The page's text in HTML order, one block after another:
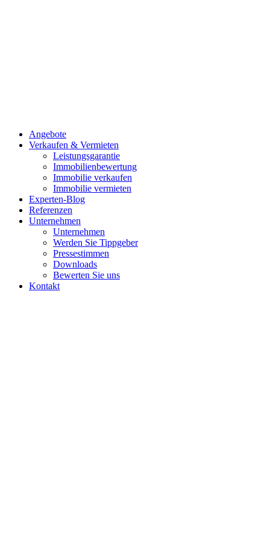
Angebote
Verkaufen & Vermieten
Leistungsgarantie
Immobilienbewertung
Immobilie verkaufen
Immobilie vermieten
Experten-Blog
Referenzen
Unternehmen
Unternehmen
Werden Sie Tippgeber
Pressestimmen
Downloads
Bewerten Sie uns
Kontakt